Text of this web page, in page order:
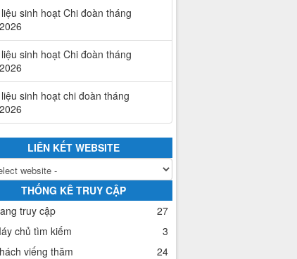
sinh hoạt Chi đoàn tháng
sinh hoạt Chi đoàn tháng
sinh hoạt chi đoàn tháng
LIÊN KẾT WEBSITE
THỐNG KÊ TRUY CẬP
truy cập
27
chủ tìm kiếm
3
viếng thăm
24